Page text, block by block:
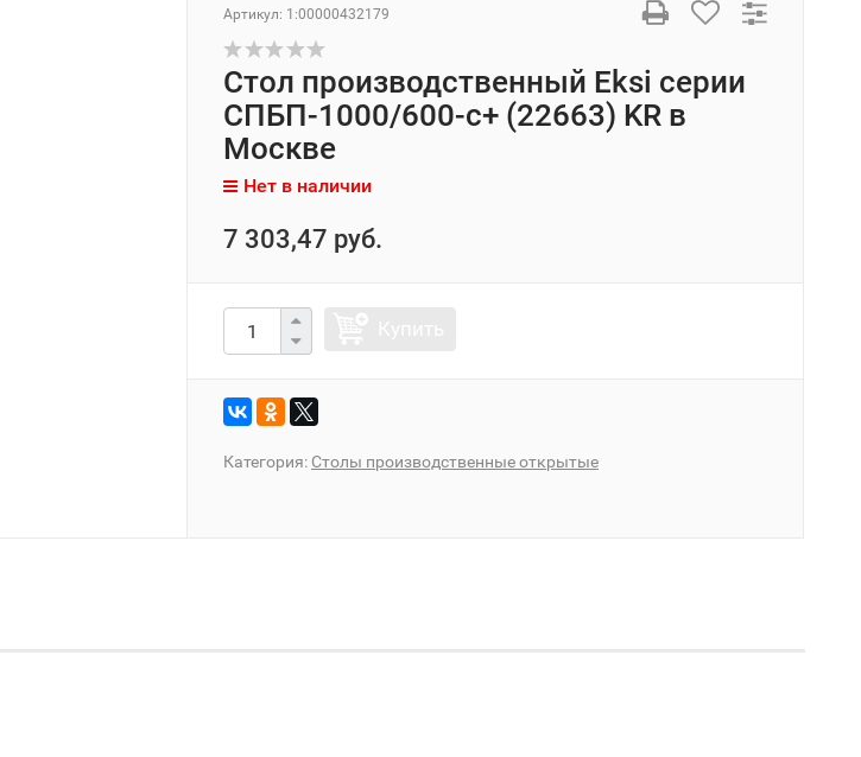
Артикул: 1:00000432179
Стол производственный Eksi серии
СПБП-1000/600-с+ (22663) KR в
Москве
Нет в наличии
7 303,47 руб.
Категория: Столы производственные открытые